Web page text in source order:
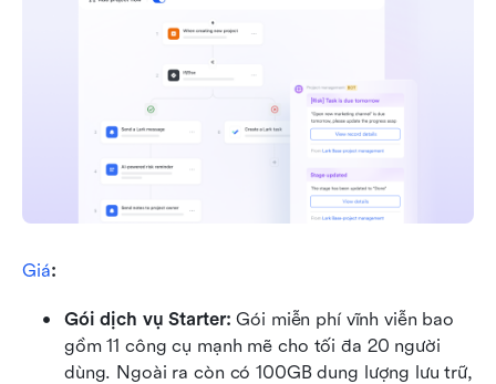
Giá:
Gói dịch vụ Starter: Gói miễn phí vĩnh viễn bao
gồm 11 công cụ mạnh mẽ cho tối đa 20 người
dùng. Ngoài ra còn có 100GB dung lượng lưu trữ,